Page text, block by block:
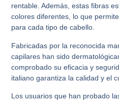
rentable. Además, estas fibras
colores diferentes, lo que
para cada tipo de cabello.
Fabricadas por la reconocida
capilares han sido
comprobado su eficacia y
italiano garantiza la calidad y el
Los usuarios que han probado